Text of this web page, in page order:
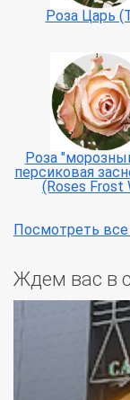
Роза Царь
Роза
персиковая
(Roses Frost
Посмотреть
Ждем вас в